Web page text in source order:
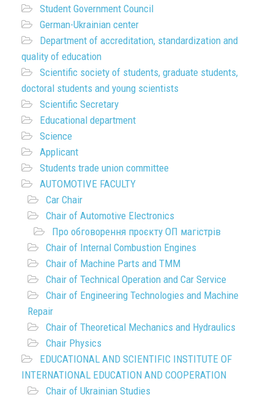
Student Government Council
German-Ukrainian center
Department of accreditation, standardization and
quality of education
Scientific society of students, graduate students,
doctoral students and young scientists
Scientific Secretary
Educational department
Science
Applicant
Students trade union committee
AUTOMOTIVE FACULTY
Car Chair
Chair of Automotive Electronics
Про обговорення проєкту ОП магістрів
Chair of Internal Combustion Engines
Chair of Machine Parts and TMM
Chair of Technical Operation and Car Service
Chair of Engineering Technologies and Machine
Repair
Chair of Theoretical Mechanics and Hydraulics
Chair Physics
EDUCATIONAL AND SCIENTIFIC INSTITUTE OF
INTERNATIONAL EDUCATION AND COOPERATION
Chair of Ukrainian Studies